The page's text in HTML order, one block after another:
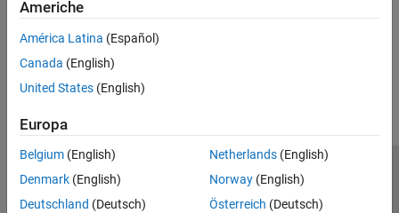
Americhe
América Latina (Español)
Canada (English)
United States (English)
Europa
Belgium (English)
Denmark (English)
Deutschland (Deutsch)
Netherlands(English)
Norway(English)
Österreich (Deutsch)
Centro di fiducia
Informativa sulla privacy
Antipirateria
Stato dell'applicazione
Contatti